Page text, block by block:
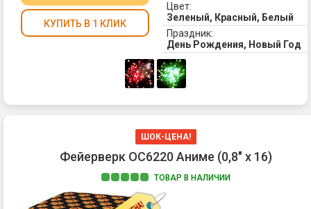
КУПИТЬ В 1 КЛИК
Цвет:
Зеленый, Красный, Белый
Праздник:
День Рождения, Новый Год
ШОК-ЦЕНА!
Фейерверк ОС6220 Аниме (0,8" х 16)
ТОВАР В НАЛИЧИИ